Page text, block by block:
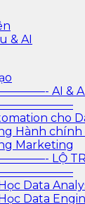
Phân tích dữ
Đào tạo
hàng –
với các
AI &
cho
Hành chính
Marketing
LỘ
Data
Data